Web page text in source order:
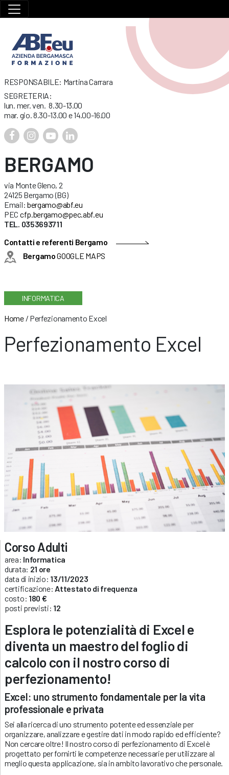
RESPONSABILE: Martina Carrara
SEGRETERIA:
lun. mer. ven. 8.30-13.00
mar. gio. 8.30-13.00 e 14.00-16.00
BERGAMO
via Monte Gleno, 2
24125 Bergamo (BG)
Email: bergamo@abf.eu
PEC cfp.bergamo@pec.abf.eu
TEL. 0353693711
Contatti e referenti Bergamo
BergamoGOOGLE MAPS
INFORMATICA
Home/ Perfezionamento Excel
Perfezionamento Excel
Corso Adulti
area: Informatica
durata: 21 ore
data di inizio: 13/11/2023
certificazione: Attestato di frequenza
costo: 180 €
posti previsti: 12
Esplora le potenzialità di Excel e
diventa un maestro del foglio di
calcolo con il nostro corso di
perfezionamento!
Excel: uno strumento fondamentale per la vita
professionale e privata
Sei alla ricerca di uno strumento potente ed essenziale per
organizzare, analizzare e gestire dati in modo rapido ed efficiente?
Non cercare oltre! Il nostro corso di perfezionamento di Excel è
progettato per fornirti le competenze necessarie per utilizzare al
meglio questa applicazione, sia in ambito lavorativo che personale.